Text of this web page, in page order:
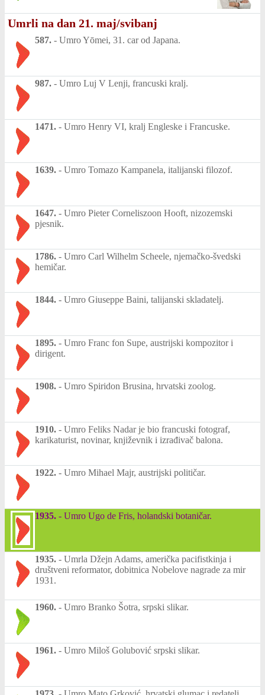
Umrli na dan 21. maj/svibanj
587. - Umro Yōmei, 31. car od Japana.
987. - Umro Luj V Lenji, francuski kralj.
1471. - Umro Henry VI, kralj Engleske i Francuske.
1639. - Umro Tomazo Kampanela, italijanski filozof.
1647. - Umro Pieter Corneliszoon Hooft, nizozemski
pjesnik.
1786. - Umro Carl Wilhelm Scheele, njemačko-švedski
hemičar.
1844. - Umro Giuseppe Baini, talijanski skladatelj.
1895. - Umro Franc fon Supe, austrijski kompozitor i
dirigent.
1908. - Umro Spiridon Brusina, hrvatski zoolog.
1910. - Umro Feliks Nadar je bio francuski fotograf,
karikaturist, novinar, književnik i izrađivač balona.
1922. - Umro Mihael Majr, austrijski političar.
1935. - Umro Ugo de Fris, holandski botaničar.
1935. - Umrla Džejn Adams, američka pacifistkinja i
društveni reformator, dobitnica Nobelove nagrade za mir
1931.
1960. - Umro Branko Šotra, srpski slikar.
1961. - Umro Miloš Golubović srpski slikar.